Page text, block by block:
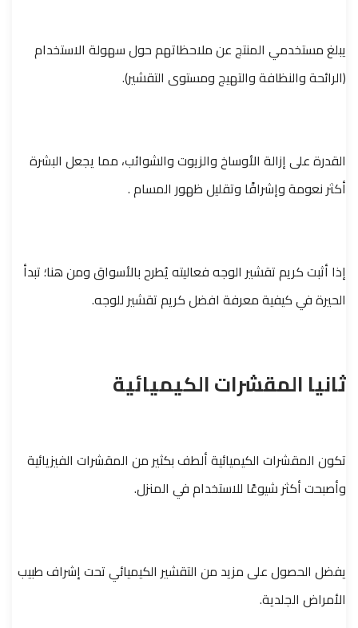
يبلغ مستخدمي المنتج عن ملاحظاتهم حول سهولة الاستخدام
(الرائحة والنظافة والتهيج ومستوى التقشير).
القدرة على إزالة الأوساخ والزيوت والشوائب، مما يجعل البشرة
أكثر نعومة وإشراقًا وتقليل ظهور المسام .
إذا أثبت كريم تقشير الوجه فعاليته يُطرح بالأسواق ومن هنا؛ تبدأ
الحيرة في كيفية معرفة افضل كريم تقشير للوجه.
ثانيا المقشرات الكيميائية
تكون المقشرات الكيميائية ألطف بكثير من المقشرات الفيزيائية
وأصبحت أكثر شيوعًا للاستخدام في المنزل.
يفضل الحصول على مزيد من التقشير الكيميائي تحت إشراف طبيب
الأمراض الجلدية.